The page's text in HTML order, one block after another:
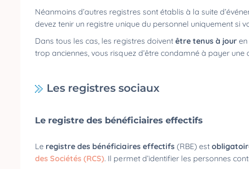
Néanmoins d’autres registres sont établis à la suite
devez tenir un registre unique du personnel uniquement si
Dans tous les cas, les registres doivent être tenus à jour
trop anciennes, vous risquez d’être condamné à payer une
Les registres sociaux
Le registre des bénéficiaires effectifs
Le registre des bénéficiaires effectifs (RBE) est
des Sociétés (RCS). Il permet d’identifier les personnes